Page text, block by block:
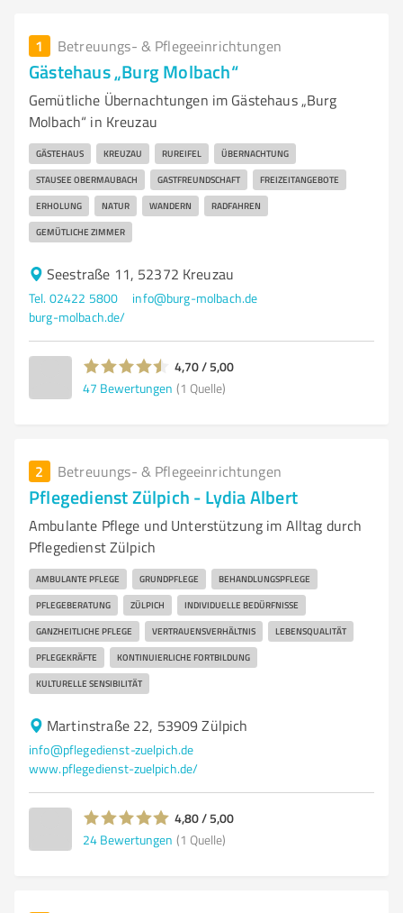
1 Betreuungs- & Pflegeeinrichtungen
Gästehaus „Burg Molbach“
Gemütliche Übernachtungen im Gästehaus „Burg
Molbach“ in Kreuzau
GÄSTEHAUS KREUZAU RUREIFEL ÜBERNACHTUNG
STAUSEE OBERMAUBACH GASTFREUNDSCHAFT FREIZEITANGEBOTE
ERHOLUNG NATUR WANDERN RADFAHREN
GEMÜTLICHE ZIMMER
Seestraße 11, 52372 Kreuzau
Tel. 02422 5800
info@burg-molbach.de
burg-molbach.de/
4,70 / 5,00
47 Bewertungen (1 Quelle)
2 Betreuungs- & Pflegeeinrichtungen
Pflegedienst Zülpich - Lydia Albert
Ambulante Pflege und Unterstützung im Alltag durch
Pflegedienst Zülpich
AMBULANTE PFLEGE GRUNDPFLEGE BEHANDLUNGSPFLEGE
PFLEGEBERATUNG ZÜLPICH INDIVIDUELLE BEDÜRFNISSE
GANZHEITLICHE PFLEGE VERTRAUENSVERHÄLTNIS LEBENSQUALITÄT
PFLEGEKRÄFTE KONTINUIERLICHE FORTBILDUNG
KULTURELLE SENSIBILITÄT
Martinstraße 22, 53909 Zülpich
info@pflegedienst-zuelpich.de
www.pflegedienst-zuelpich.de/
4,80 / 5,00
24 Bewertungen (1 Quelle)